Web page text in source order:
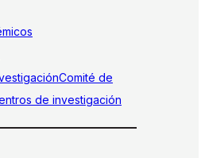
Comité de
de investigación